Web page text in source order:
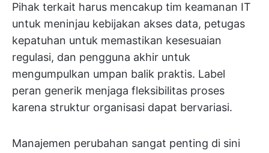
Pihak terkait harus mencakup tim keamanan IT
untuk meninjau kebijakan akses data, petugas
kepatuhan untuk memastikan kesesuaian
regulasi, dan pengguna akhir untuk
mengumpulkan umpan balik praktis. Label
peran generik menjaga fleksibilitas proses
karena struktur organisasi dapat bervariasi.
Manajemen perubahan sangat penting di sini